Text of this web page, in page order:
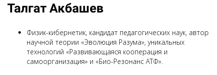
Талгат Акбашев
Физик-кибернетик, кандидат педагогических наук, автор
научной теории «Эволюция Разума», уникальных
технологий «Развивающаяся кооперация и
самоорганизация» и «Био-Резонанс АТФ».